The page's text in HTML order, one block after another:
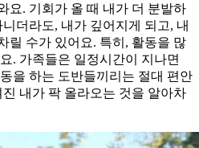
요. 기회가 올 때 내가 더 분발하
더라도, 내가 깊어지게 되고, 내
릴 수가 있어요. 특히, 활동을 많
. 가족들은 일정시간이 지나면
을 하는 도반들끼리는 절대 편안
내가 팍 올라오는 것을 알아차